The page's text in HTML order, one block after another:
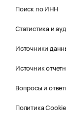
Поиск по ИНН
Статистика и
Источники
Источник
Вопросы и
Политика